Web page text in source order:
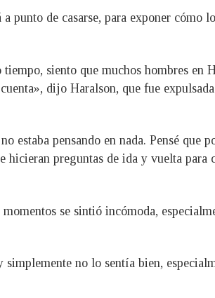
de casarse, para exponer cómo
siento que muchos hombres en
dijo Haralson, que fue
estaba pensando en nada. Pensé que
preguntas de ida y vuelta para
se sintió incómoda,
no lo sentía bien,